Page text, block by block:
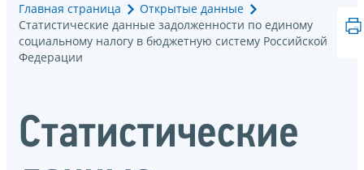
Главная страница
Открытые данные
Статистические данные задолженности по единому
социальному налогу в бюджетную систему Российской
Федерации
Статистические